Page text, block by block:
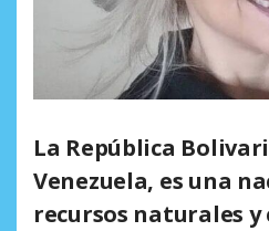
La República
Venezuela, es una
recursos naturales y